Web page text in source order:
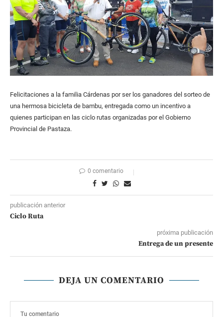
Felicitaciones a la familia Cárdenas por ser los ganadores del sorteo de
una hermosa bicicleta de bambu, entregada como un incentivo a
quienes participan en las ciclo rutas organizadas por el Gobierno
Provincial de Pastaza.
0 comentario
publicación anterior
Ciclo Ruta
próxima publicación
Entrega de un presente
DEJA UN COMENTARIO